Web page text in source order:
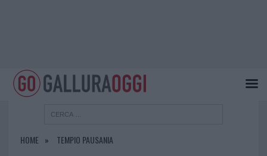
HOME TEMPIO PAUSANIA